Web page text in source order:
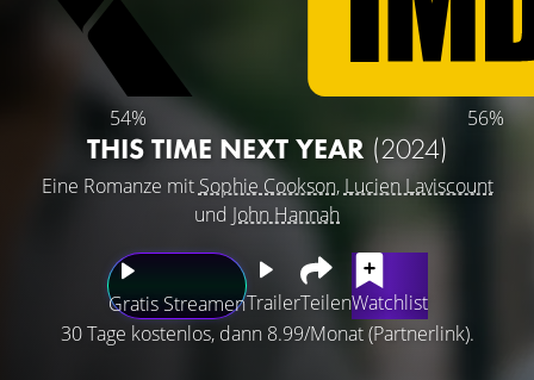
54% 56%
THIS TIME NEXT YEAR (2024)
Eine Romanze mit Sophie Cookson, Lucien Laviscount
und John Hannah
Gratis StreamenTrailerTeilenWatchlist
30 Tage kostenlos, dann 8.99/Monat (Partnerlink).